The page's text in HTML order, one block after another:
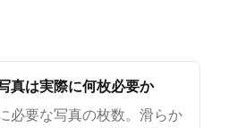
真は実際に何枚必要か
必要な写真の枚数。滑らか